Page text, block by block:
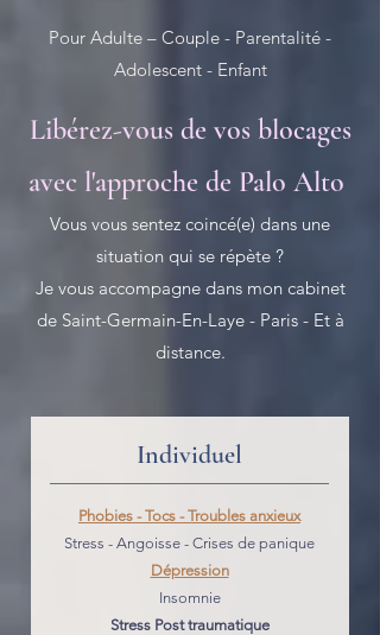
Pour Adulte – Couple - Parentalité -
Adolescent - Enfant
Libérez-vous de vos blocages
avec l'approche de Palo Alto
Vous vous sentez coincé(e) dans une
situation qui se répète ?
Je vous accompagne dans mon cabinet
de Saint-Germain-En-Laye - Paris - Et à
distance.
Individuel
Phobies - Tocs - Troubles anxieux
Stress - Angoisse - Crises de panique
Dépression
Insomnie
Stress Post traumatique